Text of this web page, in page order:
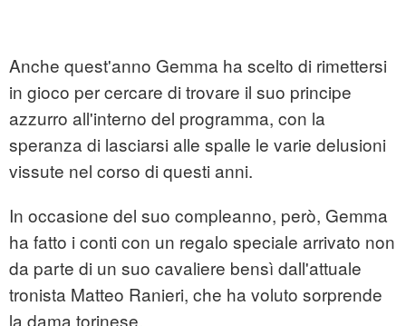
Anche quest'anno Gemma ha scelto di rimettersi
in gioco per cercare di trovare il suo principe
azzurro all'interno del programma, con la
speranza di lasciarsi alle spalle le varie delusioni
vissute nel corso di questi anni.
In occasione del suo compleanno, però, Gemma
ha fatto i conti con un regalo speciale arrivato non
da parte di un suo cavaliere bensì dall'attuale
tronista Matteo Ranieri, che ha voluto sorprende
la dama torinese.